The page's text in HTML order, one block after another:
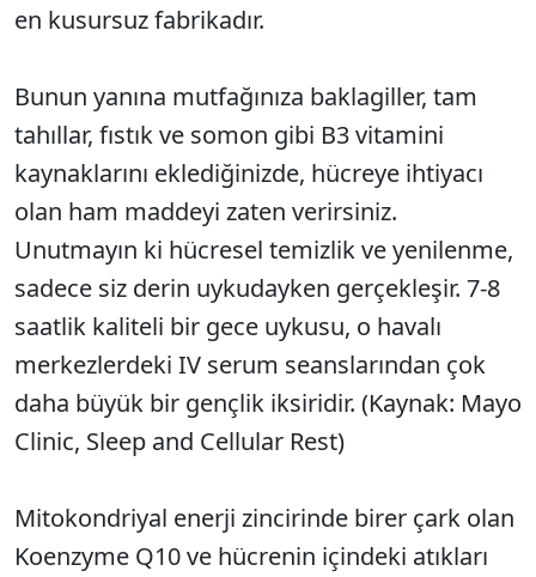
en kusursuz fabrikadır.
Bunun yanına mutfağınıza baklagiller, tam
tahıllar, fıstık ve somon gibi B3 vitamini
kaynaklarını eklediğinizde, hücreye ihtiyacı
olan ham maddeyi zaten verirsiniz.
Unutmayın ki hücresel temizlik ve yenilenme,
sadece siz derin uykudayken gerçekleşir. 7-8
saatlik kaliteli bir gece uykusu, o havalı
merkezlerdeki IV serum seanslarından çok
daha büyük bir gençlik iksiridir. (Kaynak: Mayo
Clinic, Sleep and Cellular Rest)
Mitokondriyal enerji zincirinde birer çark olan
Koenzyme Q10 ve hücrenin içindeki atıkları